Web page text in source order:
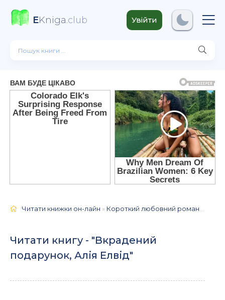
EKniga.club Увійти
Читати книжки он-лайн » Короткий любовний роман 💔❤️📖
Читати книгу - "Вкрадений
подарунок, Алія Елвід"